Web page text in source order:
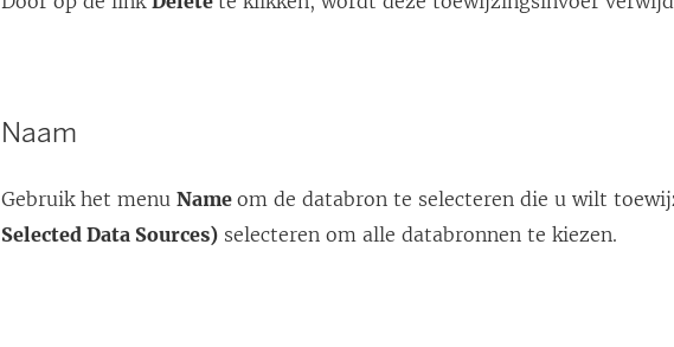
Naam
Gebruik het menuNameom de databron te selecteren die u wilt
Selected Data Sources) selecteren om alle databronnen te kiezen.